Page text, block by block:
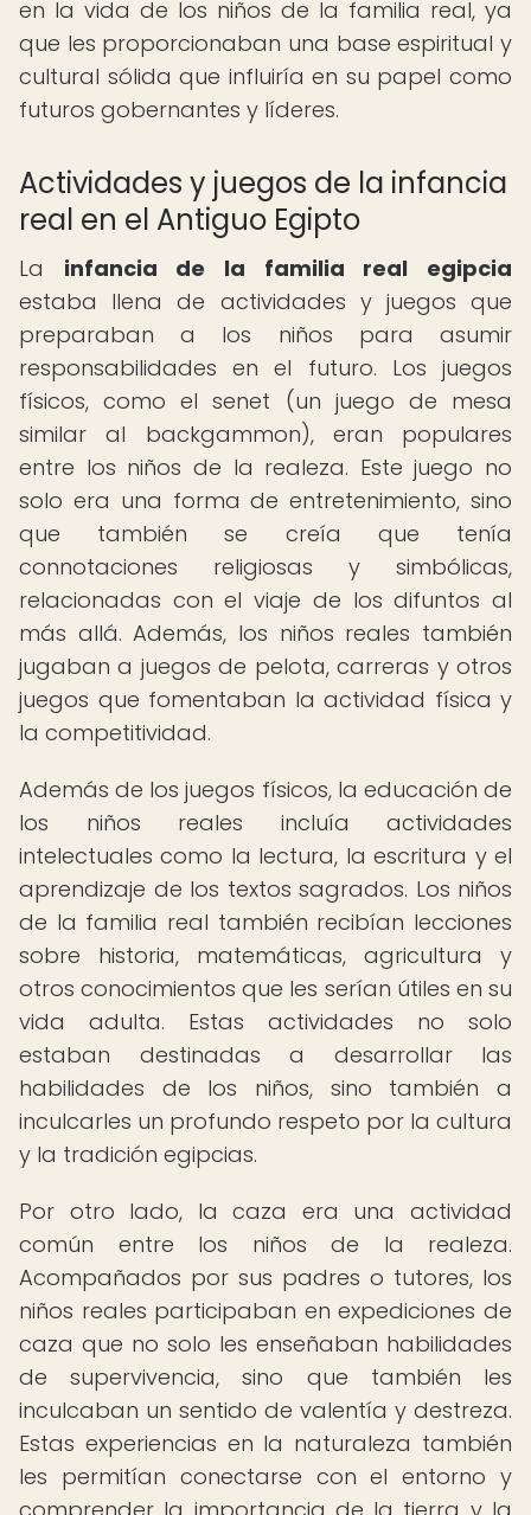
en la vida de los niños de la familia real, ya
que les proporcionaban una base espiritual y
cultural sólida que influiría en su papel como
futuros gobernantes y líderes.
Actividades y juegos de la infancia
real en el Antiguo Egipto
La infancia de la familia real egipcia
estaba llena de actividades y juegos que
preparaban a los niños para asumir
responsabilidades en el futuro. Los juegos
físicos, como el senet (un juego de mesa
similar al backgammon), eran populares
entre los niños de la realeza. Este juego no
solo era una forma de entretenimiento, sino
que también se creía que tenía
connotaciones religiosas y simbólicas,
relacionadas con el viaje de los difuntos al
más allá. Además, los niños reales también
jugaban a juegos de pelota, carreras y otros
juegos que fomentaban la actividad física y
la competitividad.
Además de los juegos físicos, la educación de
los niños reales incluía actividades
intelectuales como la lectura, la escritura y el
aprendizaje de los textos sagrados. Los niños
de la familia real también recibían lecciones
sobre historia, matemáticas, agricultura y
otros conocimientos que les serían útiles en su
vida adulta. Estas actividades no solo
estaban destinadas a desarrollar las
habilidades de los niños, sino también a
inculcarles un profundo respeto por la cultura
y la tradición egipcias.
Por otro lado, la caza era una actividad
común entre los niños de la realeza.
Acompañados por sus padres o tutores, los
niños reales participaban en expediciones de
caza que no solo les enseñaban habilidades
de supervivencia, sino que también les
inculcaban un sentido de valentía y destreza.
Estas experiencias en la naturaleza también
les permitían conectarse con el entorno y